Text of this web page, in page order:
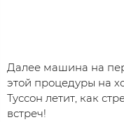
Далее машина на
этой процедуры на
Туссон летит, как
встреч!